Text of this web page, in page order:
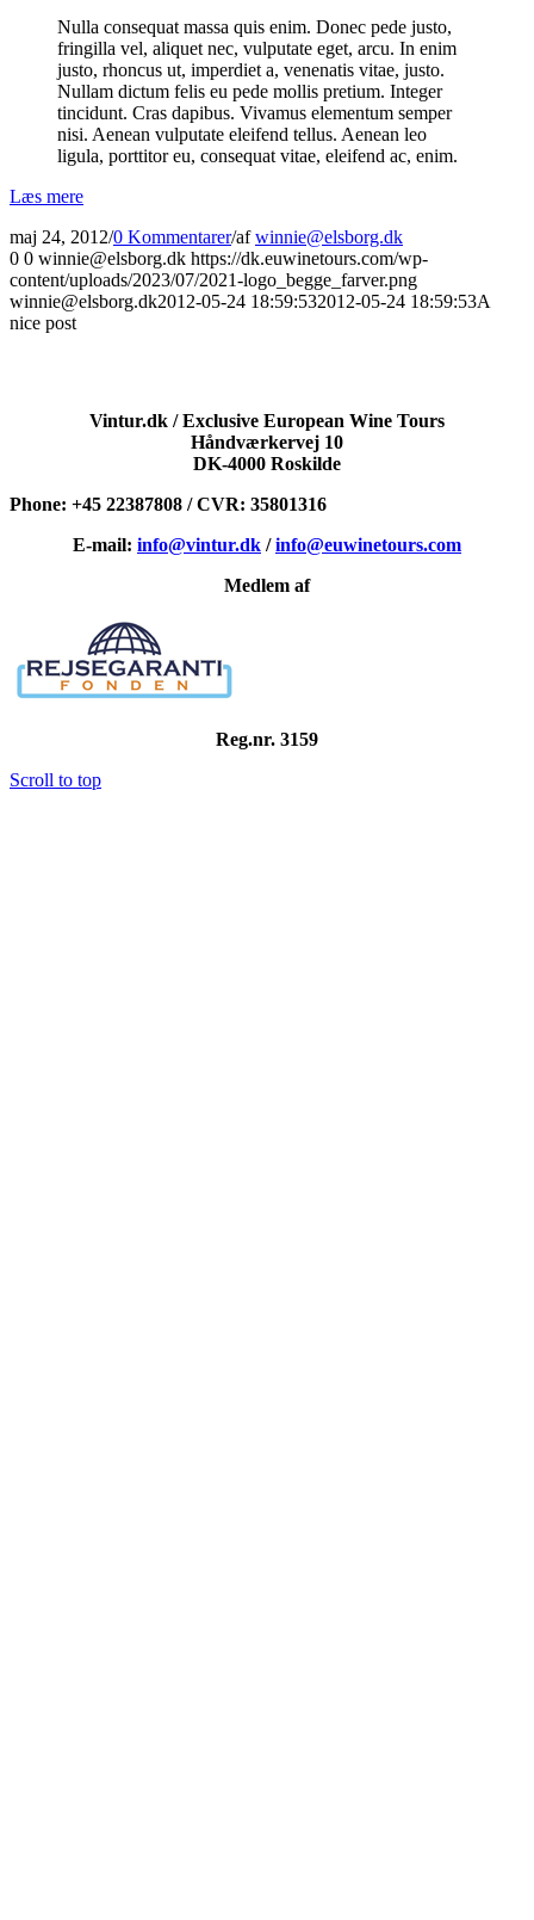
Nulla consequat massa quis enim. Donec pede justo,
fringilla vel, aliquet nec, vulputate eget, arcu. In enim
justo, rhoncus ut, imperdiet a, venenatis vitae, justo.
Nullam dictum felis eu pede mollis pretium. Integer
tincidunt. Cras dapibus. Vivamus elementum semper
nisi. Aenean vulputate eleifend tellus. Aenean leo
ligula, porttitor eu, consequat vitae, eleifend ac, enim.
Læs mere
maj 24, 2012/0 Kommentarer/afwinnie@elsborg.dk
0 0 winnie@elsborg.dk https://dk.euwinetours.com/wp-
content/uploads/2023/07/2021-logo_begge_farver.png
winnie@elsborg.dk2012-05-24 18:59:532012-05-24 18:59:53A
nice post
Vintur.dk / Exclusive European Wine Tours
Håndværkervej 10
DK-4000 Roskilde
Phone: +45 22387808 / CVR: 35801316
E-mail: info@vintur.dk /info@euwinetours.com
Medlem af
Reg.nr. 3159
Scroll to top